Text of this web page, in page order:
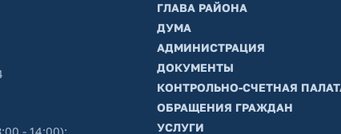
ГЛАВА РАЙОНА
ДУМА
АДМИНИСТРАЦИЯ
ДОКУМЕНТЫ
КОНТРОЛЬНО-СЧЕТНАЯ
ОБРАЩЕНИЯ ГРАЖДАН
УСЛУГИ